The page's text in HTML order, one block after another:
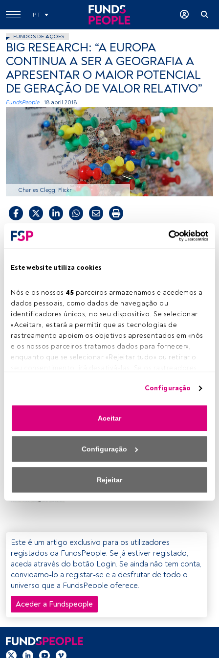
Este website utiliza cookies
Nós e os nossos 45 parceiros armazenamos e acedemos a
dados pessoais, como dados de navegação ou
identificadores únicos, no seu dispositivo. Se selecionar
«Aceitar», estará a permitir que as tecnologias de
rastreamento apoiem os objetivos apresentados em «nós
e os nossos parceiros tratamos dados para fornecer»,
enquanto que se selecionar «Rejeitar tudo» ou retirar o
que vê poderá deixar de ser relevante para si. Pode voltar
link «Preferências de privacidade» que aparece na parte
inferior da página web (ou no ícone flutuante que se
suas opções terão efeito dentro do nosso âmbito de
ativamente as características do dispositivo para sua
identificação. Armazenar as informações num dispositivo
e/ou aceder às mesmas. Publicidade e conteúdo
personalizados, medição de publicidade e conteúdo,
pesquisa de audiência e desenvolvimento de serviços.
Lista de parceiros (fornecedores)
Configuração
Aceitar
Configuração
Rejeitar
PT
FUNDOS DE AÇÕES
BIG RESEARCH: “A EUROPA
CONTINUA A SER A GEOGRAFIA A
APRESENTAR O MAIOR POTENCIAL
DE GERAÇÃO DE VALOR RELATIVO”
FundsPeople . 18 abril 2018
Charles Clegg, Flickr
Tempo de leitura:
Este é um artigo exclusivo para os utilizadores
registados da FundsPeople. Se já estiver registado,
aceda através do botão Login. Se ainda não tem conta,
convidamo-lo a registar-se e a desfrutar de todo o
universo que a FundsPeople oferece.
Aceder a Fundspeople